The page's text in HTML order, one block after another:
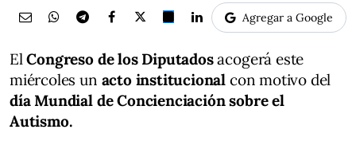
Agregar a Google
ElCongreso de los Diputadosacogerá este
miércoles un acto institucional con motivo del
día Mundial de Concienciación sobre el
Autismo.